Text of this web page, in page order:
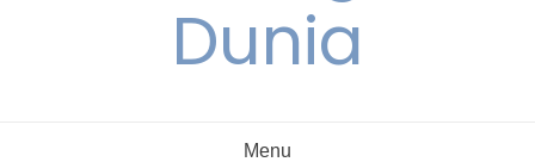
Dunia
Menu